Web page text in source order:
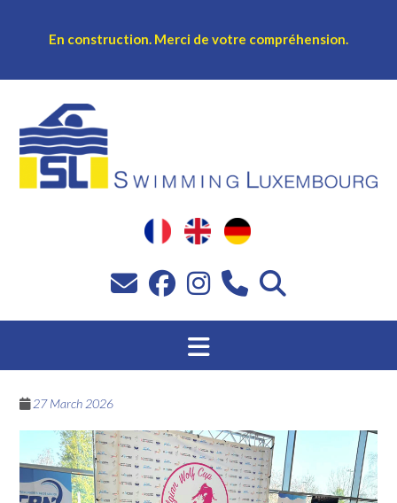
En construction. Merci de votre compréhension.
Inhalt
27 March 2026